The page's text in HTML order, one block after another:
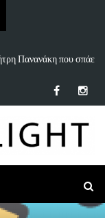
Πανανάκη που σπάει